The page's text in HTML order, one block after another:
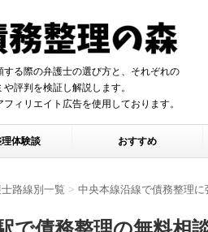
する際の弁護士の選び方と、それぞれの
ミや評判を検証し解説します。
ィリエイト広告を使用しております。
体験談 おすすめ
路線別一覧 > 中央本線沿線で債務整理に